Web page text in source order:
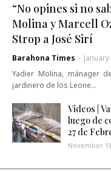
“No opines si no
Molina y Marcell
Strop a José Sirí
Barahona Times -
Yadier Molina, mánager
jardinero de los Leone…
Videos |
luego de
27 de
November